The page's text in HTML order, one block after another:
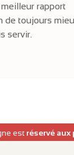
rapport
de toujours
servir.
est réservé